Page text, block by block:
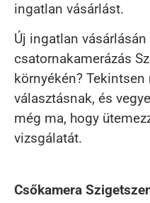
ingatlan vásárlást.
Új ingatlan
csatornakamerázás
környékén?
választásnak, és
még ma, hogy
vizsgálatát.
Csőkamera